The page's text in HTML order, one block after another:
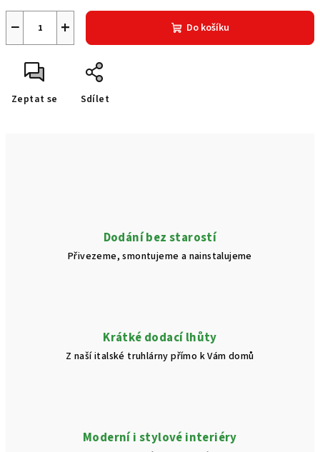
+
− Do košíku
Zeptat se Sdílet
Dodání bez starostí
Přivezeme, smontujeme a nainstalujeme
Krátké dodací lhůty
Z naší italské truhlárny přímo k Vám domů
Moderní i stylové interiéry